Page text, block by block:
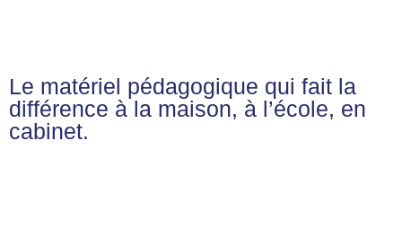
Le matériel pédagogique qui fait la
différence à la maison, à l’école, en
cabinet.